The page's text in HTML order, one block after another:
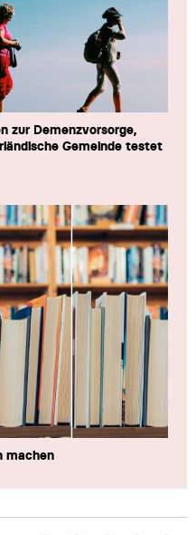
zur Demenzvorsorge,
Gemeinde testet
machen